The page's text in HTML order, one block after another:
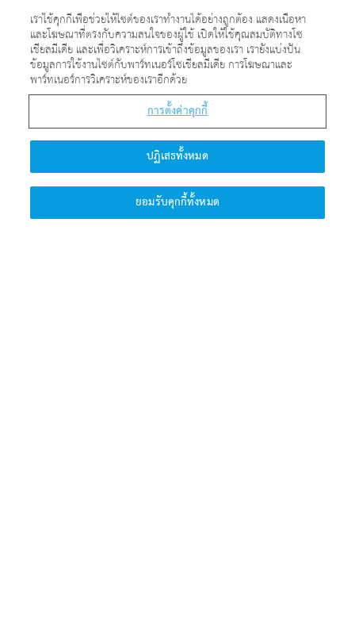
ทำไมพระเจ้าจึงยอมให้พวกสัตว์
ต่างๆทนทุกข์จากภัยอันตรายใน
ธรรมชาติ?
คลิกที่นี่เพื่อค้นพบคำตอบ >>>
เราใช้คุกกี้เพื่อช่วยให้ไซต์ของเราทำงานได้อย่างถูกต้อง แสดงเนื้อหา
และโฆษณาที่ตรงกับความสนใจของผู้ใช้ เปิดให้ใช้คุณสมบัติทางโซ
เชียลมีเดีย และเพื่อวิเคราะห์การเข้าถึงข้อมูลของเรา เรายังแบ่งปัน
ข้อมูลการใช้งานไซต์กับพาร์ทเนอร์โซเชียลมีเดีย การโฆษณาและ
พาร์ทเนอร์การวิเคราะห์ของเราอีกด้วย
การตั้งค่าคุกกี้
ปฏิเสธทั้งหมด
ยอมรับคุกกี้ทั้งหมด